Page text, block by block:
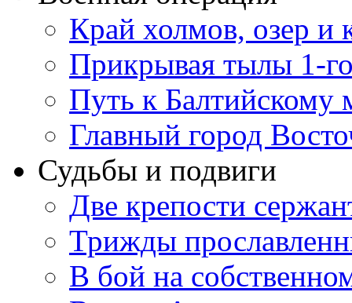
Край холмов, озер и
Прикрывая тылы 1-
Путь к Балтийскому
Главный город
Судьбы и подвиги
Две крепости
Трижды
В бой на